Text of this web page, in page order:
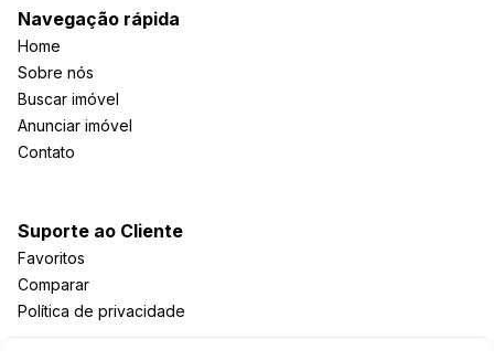
Navegação rápida
Home
Sobre nós
Buscar imóvel
Anunciar imóvel
Contato
Suporte ao Cliente
Favoritos
Comparar
Política de privacidade